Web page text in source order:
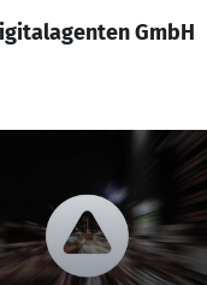
Anmelden
GmbH